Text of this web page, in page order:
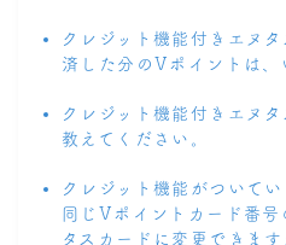
クレジット機能付きエヌ
済した分のVポイントは、
クレジット機能付きエヌ
教えてください。
クレジット機能がついて
同じVポイントカード番号
タスカードに変更できます